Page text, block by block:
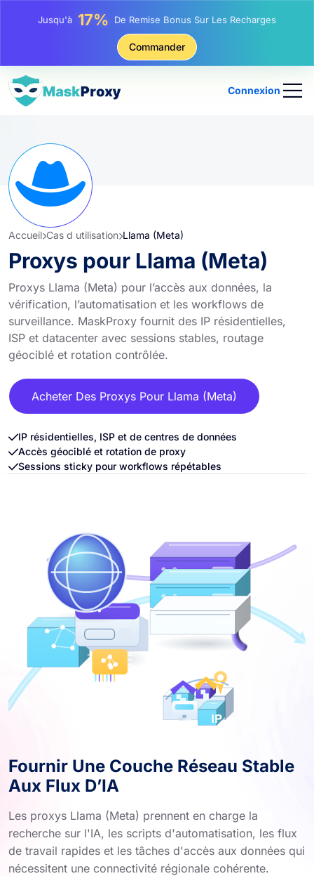
Jusqu'à25%Remise Sur Les Achats Statiques IP
Remise Sur Les Achats Tournants IP
Commander
Connexion
Accueil Cas d utilisation Llama (Meta)
Proxys pour Llama (Meta)
Proxys Llama (Meta) pour l’accès aux données, la
vérification, l’automatisation et les workflows de
surveillance. MaskProxy fournit des IP résidentielles,
ISP et datacenter avec sessions stables, routage
géociblé et rotation contrôlée.
Acheter Des Proxys Pour Llama (Meta)
IP résidentielles, ISP et de centres de données
Accès géociblé et rotation de proxy
Sessions sticky pour workflows répétables
Fournir Une Couche Réseau Stable
Aux Flux D’IA
Les proxys Llama (Meta) prennent en charge la
recherche sur l'IA, les scripts d'automatisation, les flux
de travail rapides et les tâches d'accès aux données qui
nécessitent une connectivité régionale cohérente.